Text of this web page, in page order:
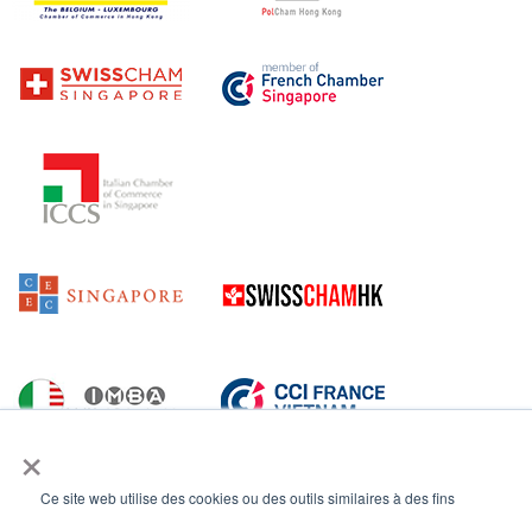
×
Ce site web utilise des cookies ou des outils similaires à des fins